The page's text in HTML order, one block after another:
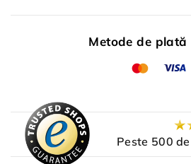
Metode de plată
Peste 500